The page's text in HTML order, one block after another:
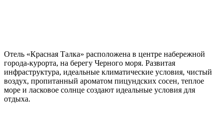
Отель «Красная Талка» расположена в центре набережной
города-курорта, на берегу Черного моря. Развитая
инфраструктура, идеальные климатические условия, чистый
воздух, пропитанный ароматом пицундских сосен, теплое
море и ласковое солнце создают идеальные условия для
отдыха.